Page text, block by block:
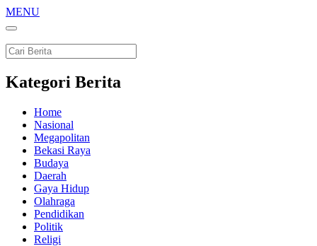
MENU
Kategori Berita
Home
Nasional
Megapolitan
Bekasi Raya
Budaya
Daerah
Gaya Hidup
Olahraga
Pendidikan
Politik
Religi